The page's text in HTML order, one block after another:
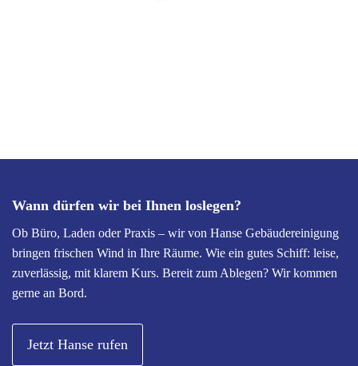
Wann dürfen wir bei Ihnen loslegen?
Ob Büro, Laden oder Praxis – wir von Hanse Gebäudereinigung
bringen frischen Wind in Ihre Räume. Wie ein gutes Schiff: leise,
zuverlässig, mit klarem Kurs. Bereit zum Ablegen? Wir kommen
gerne an Bord.
Jetzt Hanse rufen